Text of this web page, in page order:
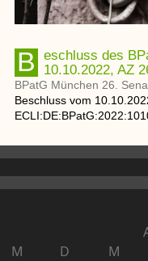
Beschluss des BPatG München 26. Senat vom 10.10.2022, AZ
BPatG München 26.
Beschluss vom
M
D M